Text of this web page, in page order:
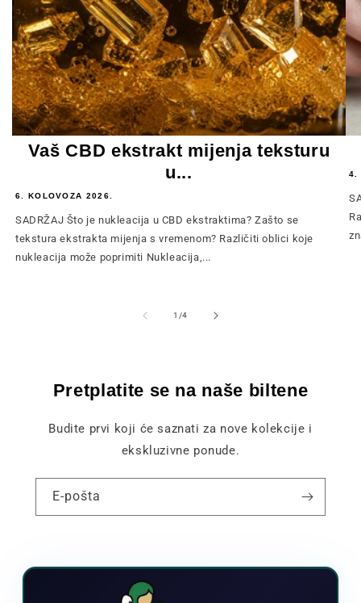
Vaš CBD ekstrakt mijenja teksturu
u...
6. KOLOVOZA 2026.
SADRŽAJ Što je nukleacija u CBD ekstraktima? Zašto se
tekstura ekstrakta mijenja s vremenom? Različiti oblici koje
nukleacija može poprimiti Nukleacija,...
4.
1 /od
4
Pretplatite se na naše biltene
Budite prvi koji će saznati za nove kolekcije i
ekskluzivne ponude.
E-pošta